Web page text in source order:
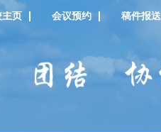
主页 会议预约 稿件报送